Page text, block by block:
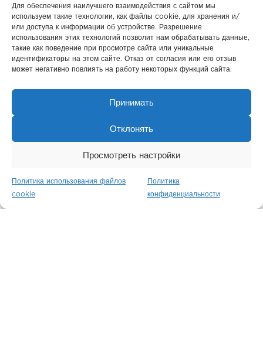
Для обеспечения наилучшего взаимодействия с сайтом мы
используем такие технологии, как файлы cookie, для хранения и/
или доступа к информации об устройстве. Разрешение
использования этих технологий позволит нам обрабатывать данные,
такие как поведение при просмотре сайта или уникальные
идентификаторы на этом сайте. Отказ от согласия или его отзыв
может негативно повлиять на работу некоторых функций сайта.
Принимать
Отклонять
Просмотреть настройки
Политика использования файлов
cookie
Политика
конфиденциальности
Сохо-Нохо
Москва / Россия